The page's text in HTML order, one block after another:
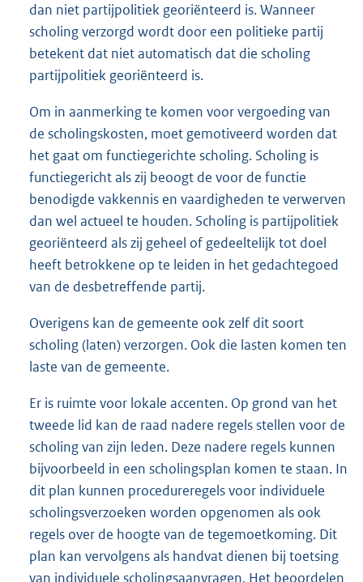
dan niet partijpolitiek georiënteerd is. Wanneer
scholing verzorgd wordt door een politieke partij
betekent dat niet automatisch dat die scholing
partijpolitiek georiënteerd is.
Om in aanmerking te komen voor vergoeding van
de scholingskosten, moet gemotiveerd worden dat
het gaat om functiegerichte scholing. Scholing is
functiegericht als zij beoogt de voor de functie
benodigde vakkennis en vaardigheden te verwerven
dan wel actueel te houden. Scholing is partijpolitiek
georiënteerd als zij geheel of gedeeltelijk tot doel
heeft betrokkene op te leiden in het gedachtegoed
van de desbetreffende partij.
Overigens kan de gemeente ook zelf dit soort
scholing (laten) verzorgen. Ook die lasten komen ten
laste van de gemeente.
Er is ruimte voor lokale accenten. Op grond van het
tweede lid kan de raad nadere regels stellen voor de
scholing van zijn leden. Deze nadere regels kunnen
bijvoorbeeld in een scholingsplan komen te staan. In
dit plan kunnen procedureregels voor individuele
scholingsverzoeken worden opgenomen als ook
regels over de hoogte van de tegemoetkoming. Dit
plan kan vervolgens als handvat dienen bij toetsing
van individuele scholingsaanvragen. Het beoordelen